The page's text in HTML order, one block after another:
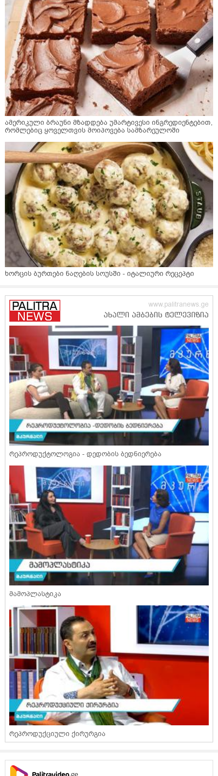
ამერიკული ბრაუნი მზადდება უმარტივესი ინგრედიენტებით,
რომლებიც ყოველთვის მოიპოვება სამზარეულოში
ხორცის ბურთები ნაღების სოუსში - იტალიური რეცეპტი
რეპროდუქტოლოგია - დედობის ბედნიერება
მამოპლასტიკა
რეპროდუქციული ქირურგია